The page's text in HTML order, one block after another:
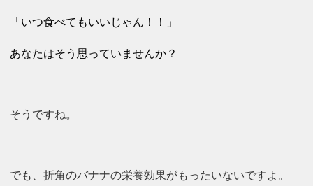
「いつ食べてもいいじゃん！！」
あなたはそう思っていませんか？
そうですね。
でも、折角のバナナの栄養効果がもったいないですよ。